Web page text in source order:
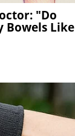
"Do
Bowels Like